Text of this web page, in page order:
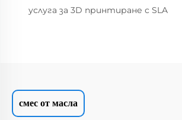
услуга за 3D принтиране с SLA
смес от масла